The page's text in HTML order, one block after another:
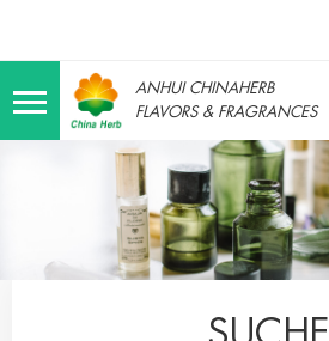
ANHUI CHINAHERB
FLAVORS & FRAGRANCES